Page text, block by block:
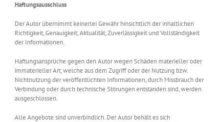
Haftungsausschluss
Der Autor übernimmt keinerlei Gewähr hinsichtlich der inhaltlichen
Richtigkeit, Genauigkeit, Aktualität, Zuverlässigkeit und Vollständigkeit
der Informationen.
Haftungsansprüche gegen den Autor wegen Schäden materieller oder
immaterieller Art, welche aus dem Zugriff oder der Nutzung bzw.
Nichtnutzung der veröffentlichten Informationen, durch Missbrauch der
Verbindung oder durch technische Störungen entstanden sind, werden
ausgeschlossen.
Alle Angebote sind unverbindlich. Der Autor behält es sich